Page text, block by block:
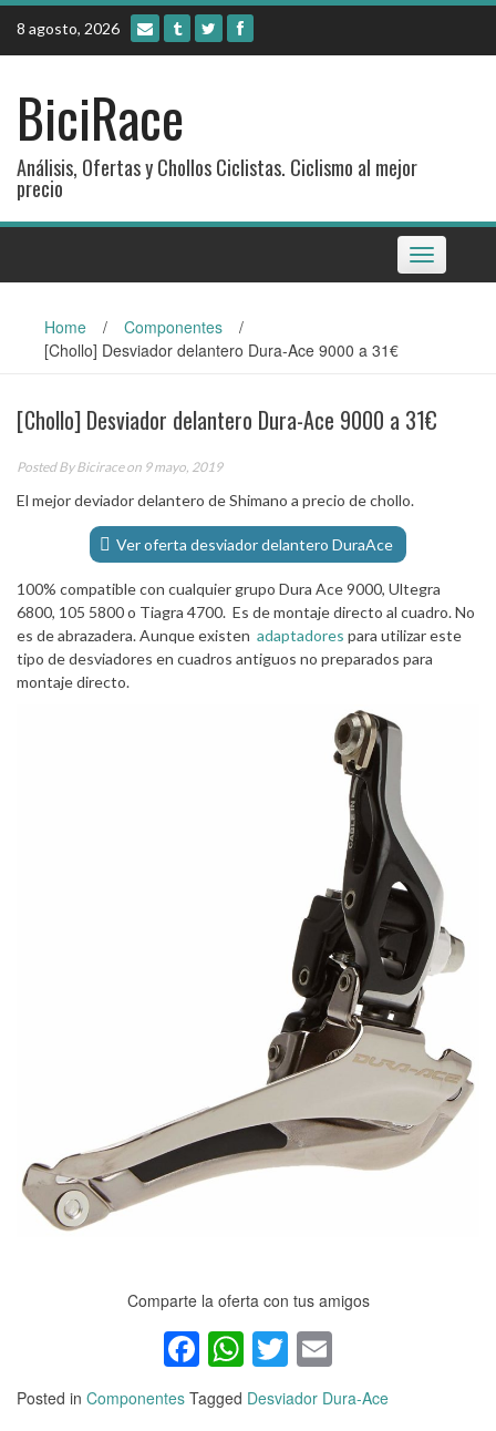
Skip
content
8 agosto, 2026
BiciRace
Análisis, Ofertas y Chollos Ciclistas. Ciclismo al mejor
precio
Toggle
navigation
Home / Componentes
/
[Chollo] Desviador delantero Dura-Ace 9000 a 31€
[Chollo] Desviador delantero Dura-Ace 9000 a 31€
Posted ByBiciraceon 9 mayo, 2019
El mejor deviador delantero de Shimano a precio de chollo.
Ver oferta desviador delantero DuraAce
100% compatible con cualquier grupo Dura Ace 9000, Ultegra
6800, 105 5800 o Tiagra 4700. Es de montaje directo al cuadro. No
es de abrazadera. Aunque existen adaptadores para utilizar este
tipo de desviadores en cuadros antiguos no preparados para
montaje directo.
Comparte la oferta con tus amigos
Facebook
WhatsApp
Twitter
Posted in Componentes Tagged Desviador Dura-Ace